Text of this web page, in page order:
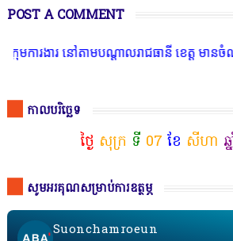
POST A COMMENT
បណ្តាលរាជធានី ខេត្ត មានចំណាប់អារម្មណ៍ សូ
កាលបរិច្ឆេទ
ថ្ងៃ សុក្រ ទី 07 ខែ សីហា ឆ្
សូមអរគុណសម្រាប់ការឧត្ថម្ភ
Suonchamroeun